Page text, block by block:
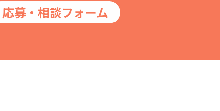
応募・相談フォーム